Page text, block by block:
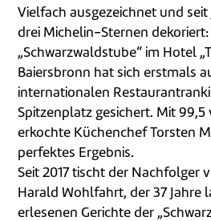
Vielfach ausgezeichnet und
drei Michelin-Sternen dekoriert:
„Schwarzwaldstube“ im Hotel
Baiersbronn hat sich erstmals
internationalen
Spitzenplatz gesichert. Mit 99,5
erkochte Küchenchef Torsten
perfektes Ergebnis.
Seit 2017 tischt der Nachfolger
Harald Wohlfahrt, der 37 Jahre
erlesenen Gerichte der